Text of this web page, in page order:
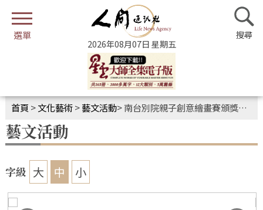
2026年08月07日 星期五
首頁 >文化藝術>藝文活動>南台別院親子創意繪畫賽頒獎 展現三好真善美
藝文活動
字級 大 中 小